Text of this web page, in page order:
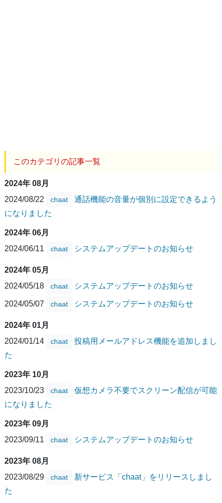
このカテゴリの記事一覧
2024年 08月
2024/08/22
chaat
通話機能の音量が個別に設定できるよう
になりました
2024年 06月
2024/06/11
chaat システムアップデートのお知らせ
2024年 05月
2024/05/18
chaat システムアップデートのお知らせ
2024/05/07 chaat システムアップデートのお知らせ
2024年 01月
2024/01/14
chaat
投稿用メールアドレス機能を追加しまし
た
2023年 10月
2023/10/23
chaat
仮想カメラ不要でスクリーン配信が可能
になりました
2023年 09月
2023/09/11
chaat システムアップデートのお知らせ
2023年 08月
2023/08/29
chaat
新サービス「chaat」をリリースしまし
た